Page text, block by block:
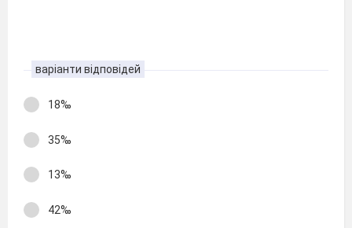
варіанти відповідей
18‰
35‰
13‰
42‰